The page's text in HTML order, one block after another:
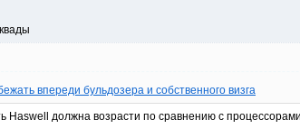
впереди бульдозера и собственного визга
Haswell должна возрасти по сравнению с